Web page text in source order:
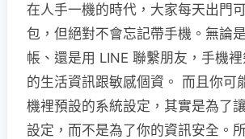
在人手一機的時代，大家每天出門
包，但絕對不會忘記帶手機。無論
帳、還是用 LINE 聯繫朋友，手機
的生活資訊跟敏感個資。 而且你可
機裡預設的系統設定，其實是為了
設定，而不是為了你的資訊安全。